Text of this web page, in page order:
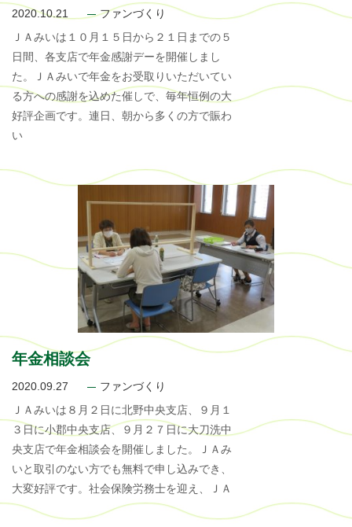
2020.10.21
ファンづくり
ＪＡみいは１０月１５日から２１日までの５
日間、各支店で年金感謝デーを開催しまし
た。ＪＡみいで年金をお受取りいただいてい
る方への感謝を込めた催しで、毎年恒例の大
好評企画です。連日、朝から多くの方で賑わ
い
年金相談会
2020.09.27
ファンづくり
ＪＡみいは８月２日に北野中央支店、９月１
３日に小郡中央支店、９月２７日に大刀洗中
央支店で年金相談会を開催しました。ＪＡみ
いと取引のない方でも無料で申し込みでき、
大変好評です。社会保険労務士を迎え、ＪＡ